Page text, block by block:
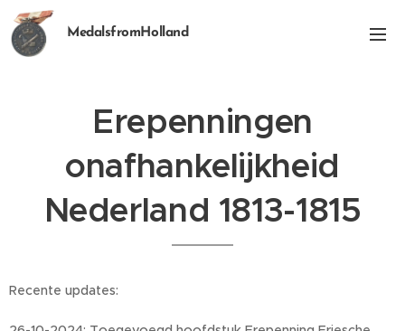
MedalsfromHolland
Erepenningen
onafhankelijkheid
Nederland 1813-1815
Recente updates: